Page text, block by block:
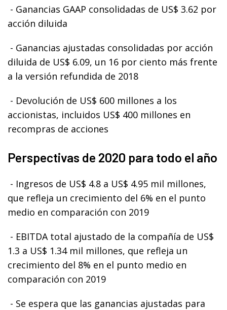
- Ganancias GAAP consolidadas de US$ 3.62 por
acción diluida
- Ganancias ajustadas consolidadas por acción
diluida de US$ 6.09, un 16 por ciento más frente
a la versión refundida de 2018
- Devolución de US$ 600 millones a los
accionistas, incluidos US$ 400 millones en
recompras de acciones
Perspectivas de 2020 para todo el año
- Ingresos de US$ 4.8 a US$ 4.95 mil millones,
que refleja un crecimiento del 6% en el punto
medio en comparación con 2019
- EBITDA total ajustado de la compañía de US$
1.3 a US$ 1.34 mil millones, que refleja un
crecimiento del 8% en el punto medio en
comparación con 2019
- Se espera que las ganancias ajustadas para